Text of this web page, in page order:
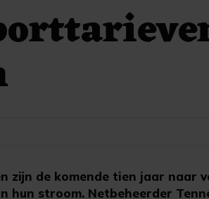
zijn de komende tien jaar naar
hun stroom. Netbeheerder